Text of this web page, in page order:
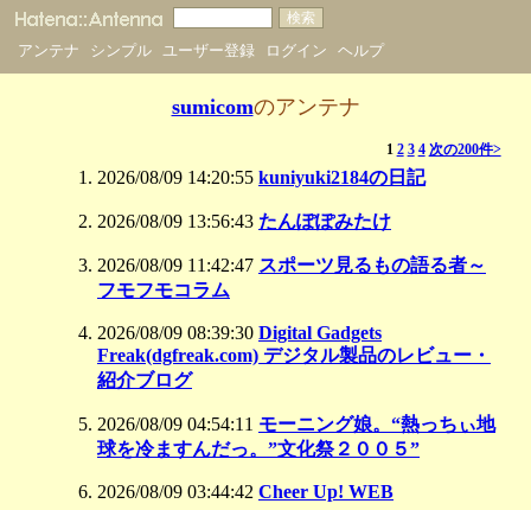
アンテナ シンプル ユーザー登録 ログイン ヘルプ
sumicomのアンテナ
1 2 3 4 次の200件>
2026/08/09 14:20:55 kuniyuki2184の日記
2026/08/09 13:56:43 たんぽぽみたけ
2026/08/09 11:42:47 スポーツ見るもの語る者～
フモフモコラム
2026/08/09 08:39:30 Digital Gadgets
Freak(dgfreak.com) デジタル製品のレビュー・
紹介ブログ
2026/08/09 04:54:11 モーニング娘。“熱っちぃ地
球を冷ますんだっ。”文化祭２００５”
2026/08/09 03:44:42 Cheer Up! WEB